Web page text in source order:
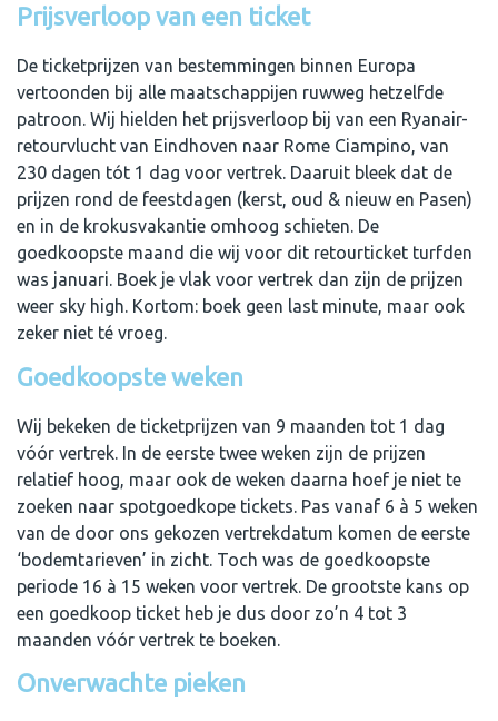
Prijsverloop van een ticket
De ticketprijzen van bestemmingen binnen Europa
vertoonden bij alle maatschappijen ruwweg hetzelfde
patroon. Wij hielden het prijsverloop bij van een Ryanair-
retourvlucht van Eindhoven naar Rome Ciampino, van
230 dagen tót 1 dag voor vertrek. Daaruit bleek dat de
prijzen rond de feestdagen (kerst, oud & nieuw en Pasen)
en in de krokusvakantie omhoog schieten. De
goedkoopste maand die wij voor dit retourticket turfden
was januari. Boek je vlak voor vertrek dan zijn de prijzen
weer sky high. Kortom: boek geen last minute, maar ook
zeker niet té vroeg.
Goedkoopste weken
Wij bekeken de ticketprijzen van 9 maanden tot 1 dag
vóór vertrek. In de eerste twee weken zijn de prijzen
relatief hoog, maar ook de weken daarna hoef je niet te
zoeken naar spotgoedkope tickets. Pas vanaf 6 à 5 weken
van de door ons gekozen vertrekdatum komen de eerste
‘bodemtarieven’ in zicht. Toch was de goedkoopste
periode 16 à 15 weken voor vertrek. De grootste kans op
een goedkoop ticket heb je dus door zo’n 4 tot 3
maanden vóór vertrek te boeken.
Onverwachte pieken